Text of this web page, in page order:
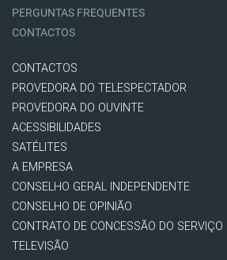
PERGUNTAS FREQUENTES
CONTACTOS
CONTACTOS
PROVEDORA DO TELESPECTADOR
PROVEDORA DO OUVINTE
ACESSIBILIDADES
SATÉLITES
A EMPRESA
CONSELHO GERAL INDEPENDENTE
CONSELHO DE OPINIÃO
CONTRATO DE CONCESSÃO DO SERVIÇO
TELEVISÃO